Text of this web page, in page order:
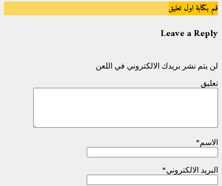
قم بكتابة اول تعليق
Leave a Reply
لن يتم نشر بريدك الالكتروني في اللعن
تعليق
الاسم*
البريد الالكتروني*